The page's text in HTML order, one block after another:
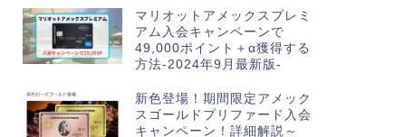
マリオットアメックスプレミ
アム入会キャンペーンで
49,000ポイント＋α獲得する
方法-2024年9月最新版-
新色登場！期間限定アメック
スゴールドプリファード入会
キャンペーン！詳細解説～